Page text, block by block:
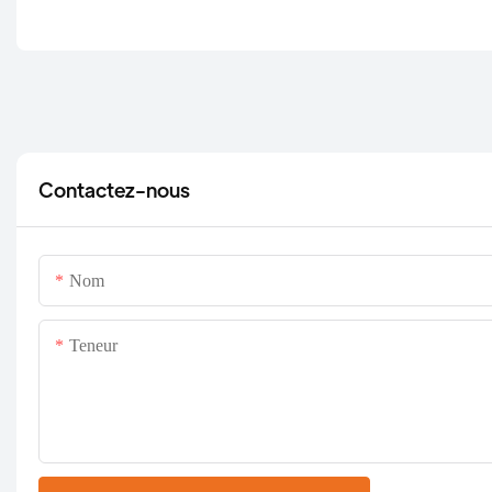
Contactez-nous
Nom
Teneur